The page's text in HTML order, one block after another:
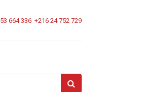
53 664 336 +216 24 752 729